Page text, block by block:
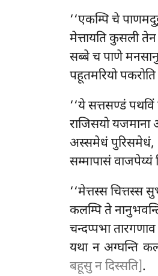
‘‘एकम्पिचे
मेत्तायति कुसली तेन
सब्बे च पाणे
पहूतमरियो
‘‘ये सत्तसण्डं पथविं
राजिसयो यजमाना
अस्समेधं पुरिसमेधं,
सम्मापासं वाजपेय्यं
‘‘मेत्तस्स चित्तस्स
कलम्पि ते
चन्दप्पभा
यथा न अग्घन्ति
बहूसु न दिस्सति].